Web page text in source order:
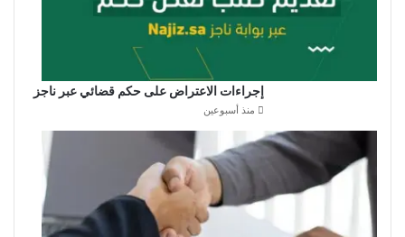
إجراءات الاعتراض على حكم قضائي عبر ناجز
منذ أسبوعين